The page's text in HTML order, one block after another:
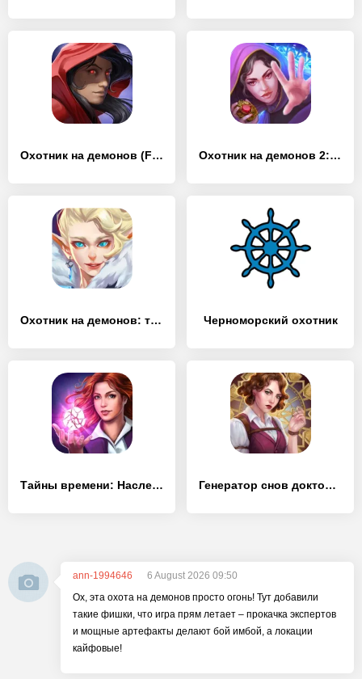
Охотник на демонов (Full) Охотник на демонов 2: Новая глава (Full)
Охотник на демонов: темница Черноморский охотник
Тайны времени: Наследие (Full) Генератор снов доктора Магнуса 2 (Full)
ann-1994646
6 August 2026 09:50
Ох, эта охота на демонов просто огонь! Тут добавили
такие фишки, что игра прям летает – прокачка экспертов
и мощные артефакты делают бой имбой, а локации
кайфовые!